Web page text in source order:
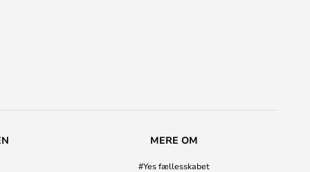
MERE OM
#Yes fællesskabet